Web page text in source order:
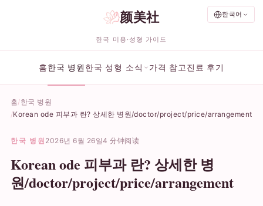
한국어
颜美社
한국 미용·성형 가이드
홈한국 병원 한국 성형 소식 가격 참고 진료 후기
홈 한국 병원
Korean ode 피부과 란? 상세한 병원/doctor/project/price/arrangement
한국 병원 2026년 6월 26일4 分钟阅读
Korean ode 피부과 란? 상세한 병
원/doctor/project/price/arrangement